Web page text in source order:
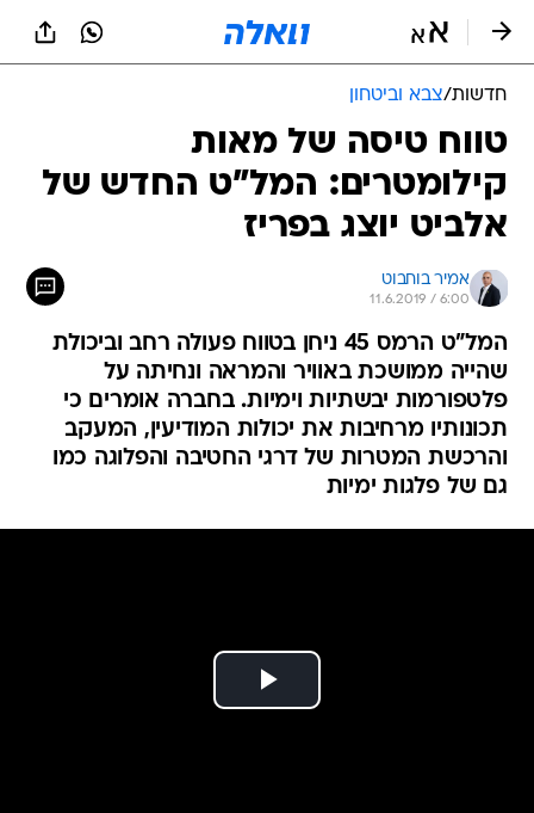
חדשות/צבא וביטחון
טווח טיסה של מאות
קילומטרים: המל"ט החדש של
אלביט יוצג בפריז
אמיר בוחבוט
11.6.2019 / 6:00
המל"ט הרמס 45 ניחן בטווח פעולה רחב וביכולת
שהייה ממושכת באוויר והמראה ונחיתה על
פלטפורמות יבשתיות וימיות. בחברה אומרים כי
תכונותיו מרחיבות את יכולות המודיעין, המעקב
והרכשת המטרות של דרגי החטיבה והפלוגה כמו
גם של פלגות ימיות